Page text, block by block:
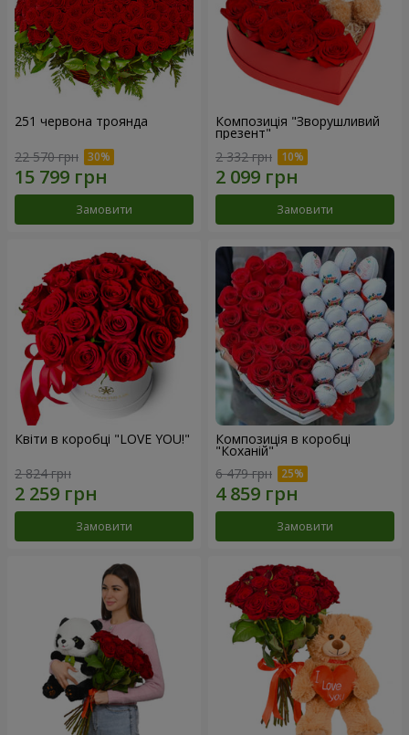
251 червона троянда
22 570 грн
Замовити
Композиція "Зворушливий
презент"
2 332 грн
Замовити
Квіти в коробці "LOVE YOU!"
2 824 грн
Замовити
Композиція в коробці
"Коханій"
6 479 грн
Замовити